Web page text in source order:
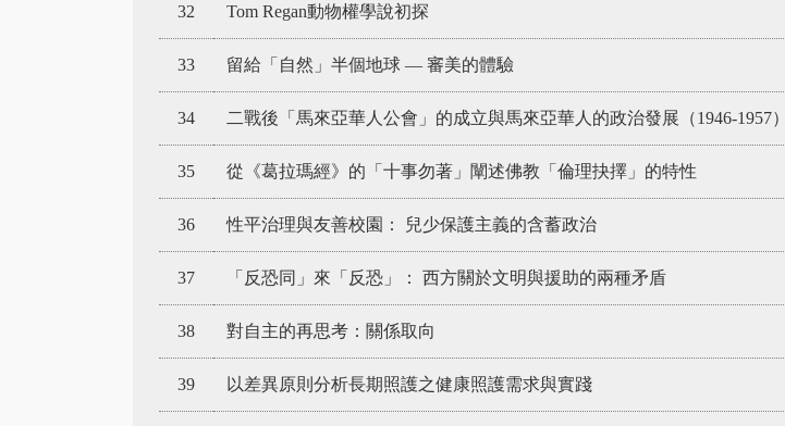
32 Tom Regan動物權學說初探
33 留給「自然」半個地球 — 審美的體驗
34 二戰後「馬來亞華人公會」的成立與馬來亞華人的政治發展（1946-1957）
35 從《葛拉瑪經》的「十事勿著」闡述佛教「倫理抉擇」的特性
36 性平治理與友善校園： 兒少保護主義的含蓄政治
37 「反恐同」來「反恐」： 西方關於文明與援助的兩種矛盾
38 對自主的再思考：關係取向
39 以差異原則分析長期照護之健康照護需求與實踐